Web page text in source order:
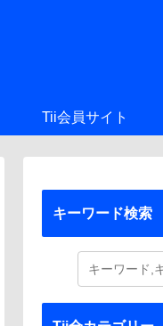
Tii会員サイト
キーワード検索